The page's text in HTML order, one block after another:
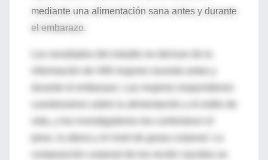
mediante una alimentación sana antes y durante
el embarazo.
vida, y los investigadores les controlaron el
composición corporal de los recién nacidos se